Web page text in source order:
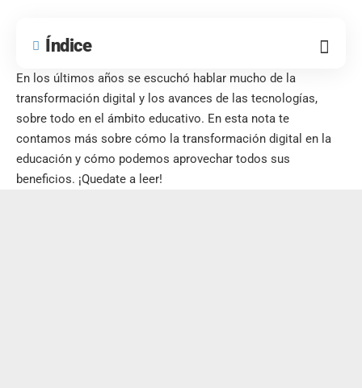
Índice
En los últimos años se escuchó hablar mucho de la
transformación digital y los avances de las tecnologías,
sobre todo en el ámbito educativo. En esta nota te
contamos más sobre cómo la transformación digital en la
educación y cómo podemos aprovechar todos sus
beneficios. ¡Quedate a leer!